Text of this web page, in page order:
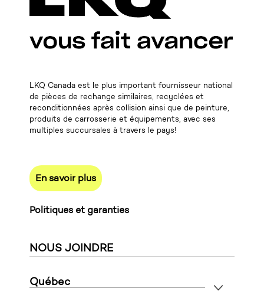
LKQ Canada est le plus important fournisseur national
de pièces de rechange similaires, recyclées et
reconditionnées après collision ainsi que de peinture,
produits de carrosserie et équipements, avec ses
multiples succursales à travers le pays!
En savoir plus
Politiques et garanties
NOUS JOINDRE
Québec